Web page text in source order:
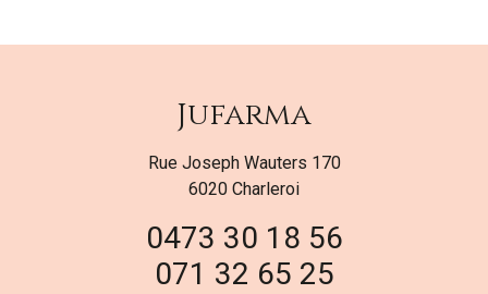
Jufarma
Rue Joseph Wauters 170
6020 Charleroi
0473 30 18 56
071 32 65 25